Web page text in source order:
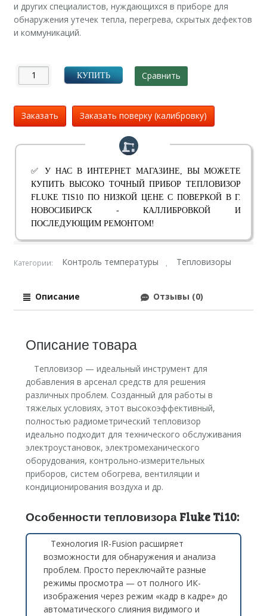
и других специалистов, нуждающихся в приборе для
обнаружения утечек тепла, перегрева, скрытых дефектов
и коммуникаций.
КУПИТЬ Сравнить
Заказать Заказать поверку (калибровку)
✅ У НАС В ИНТЕРНЕТ МАГАЗИНЕ, ВЫ МОЖЕТЕ
КУПИТЬ ВЫСОКО ТОЧНЫЙ ПРИБОР ТЕПЛОВИЗОР
FLUKE TIS10 ПО НИЗКОЙ ЦЕНЕ С ПОВЕРКОЙ В Г.
НОВОСИБИРСК - КАЛЛИБРОВКОЙ И
ПОСЛЕДУЮЩИМ РЕМОНТОМ!
Категории: Контроль температуры , Тепловизоры
Описание Отзывы (0)
Описание товара
Тепловизор — идеальный инструмент для
добавления в арсенал средств для решения
различных проблем. Созданный для работы в
тяжелых условиях, этот высокоэффективный,
полностью радиометрический тепловизор
идеально подходит для технического обслуживания
электроустановок, электромеханического
оборудования, контрольно-измерительных
приборов, систем обогрева, вентиляции и
кондиционирования воздуха и др.
Особенности тепловизора Fluke Ti10:
Технология IR-Fusion расширяет
возможности для обнаружения и анализа
проблем. Просто переключайте разные
режимы просмотра — от полного ИК-
изображения через режим «кадр в кадре» до
автоматического слияния видимого и